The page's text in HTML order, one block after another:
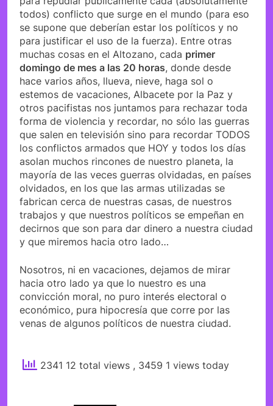
todos) conflicto que surge en el mundo (para eso
se supone que deberían estar los políticos y no
para justificar el uso de la fuerza). Entre otras
muchas cosas en el Altozano, cada primer
domingo de mes a las 20 horas, donde desde
hace varios años, llueva, nieve, haga sol o
estemos de vacaciones, Albacete por la Paz y
otros pacifistas nos juntamos para rechazar toda
forma de violencia y recordar, no sólo las guerras
que salen en televisión sino para recordar TODOS
los conflictos armados que HOY y todos los días
asolan muchos rincones de nuestro planeta, la
mayoría de las veces guerras olvidadas, en países
olvidados, en los que las armas utilizadas se
fabrican cerca de nuestras casas, de nuestros
trabajos y que nuestros políticos se empeñan en
decirnos que son para dar dinero a nuestra ciudad
y que miremos hacia otro lado…
Nosotros, ni en vacaciones, dejamos de mirar
hacia otro lado ya que lo nuestro es una
convicción moral, no puro interés electoral o
económico, pura hipocresía que corre por las
venas de algunos políticos de nuestra ciudad.
2341 12 total views , 3459 1 views today